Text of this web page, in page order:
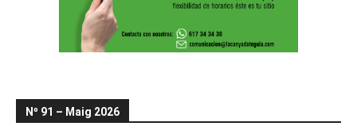
Nº 91 – Maig 2026